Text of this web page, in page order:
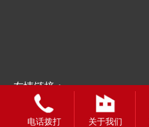
友情链接：
电话拨打 关于我们